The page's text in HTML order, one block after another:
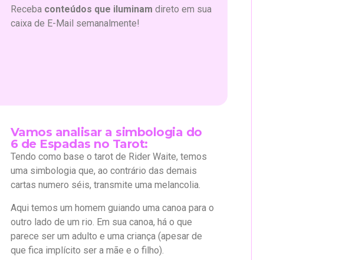
Receba conteúdos que iluminam direto em sua
caixa de E-Mail semanalmente!
Vamos analisar a simbologia do
6 de Espadas no Tarot:
Tendo como base o tarot de Rider Waite, temos
uma simbologia que, ao contrário das demais
cartas numero séis, transmite uma melancolia.
Aqui temos um homem guiando uma canoa para o
outro lado de um rio. Em sua canoa, há o que
parece ser um adulto e uma criança (apesar de
que fica implícito ser a mãe e o filho).